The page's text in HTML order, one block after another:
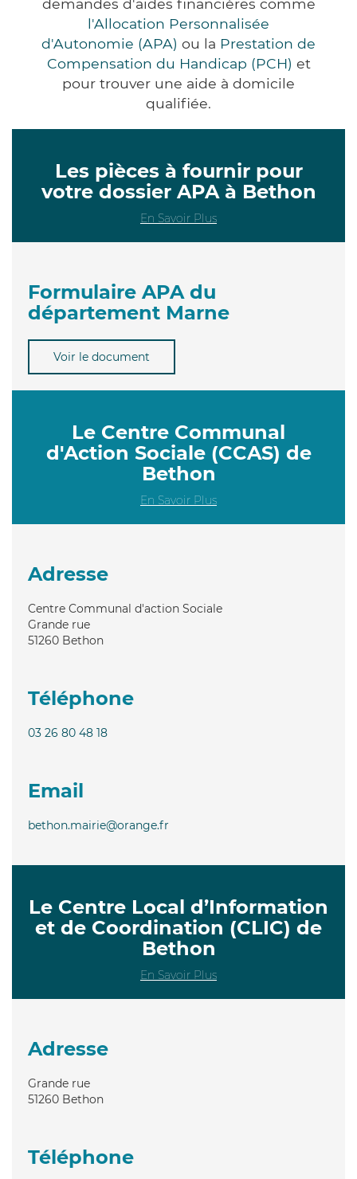
demandes d'aides financières comme
l'Allocation Personnalisée
d'Autonomie (APA) ou la Prestation de
Compensation du Handicap (PCH) et
pour trouver une aide à domicile
qualifiée.
Les pièces à fournir pour
votre dossier APA à Bethon
En Savoir Plus
Formulaire APA du
département Marne
Voir le document
Le Centre Communal
d'Action Sociale (CCAS) de
Bethon
En Savoir Plus
Adresse
Centre Communal d'action Sociale
Grande rue
51260 Bethon
Téléphone
03 26 80 48 18
Email
bethon.mairie@orange.fr
Le Centre Local d’Information
et de Coordination (CLIC) de
Bethon
En Savoir Plus
Adresse
Grande rue
51260 Bethon
Téléphone